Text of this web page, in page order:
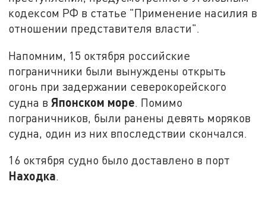
кодексом РФ в статье "Применение насилия в
отношении представителя власти".
Напомним, 15 октября российские
пограничники были вынуждены открыть
огонь при задержании северокорейского
судна в Японском море . Помимо
пограничников, были ранены девять моряков
судна, один из них впоследствии скончался.
16 октября судно было доставлено в порт
Находка.